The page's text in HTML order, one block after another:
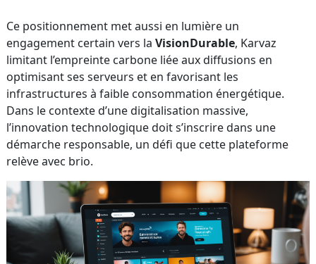
Ce positionnement met aussi en lumière un
engagement certain vers la VisionDurable, Karvaz
limitant l’empreinte carbone liée aux diffusions en
optimisant ses serveurs et en favorisant les
infrastructures à faible consommation énergétique.
Dans le contexte d’une digitalisation massive,
l’innovation technologique doit s’inscrire dans une
démarche responsable, un défi que cette plateforme
relève avec brio.